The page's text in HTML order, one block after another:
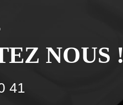
NOUS !
41